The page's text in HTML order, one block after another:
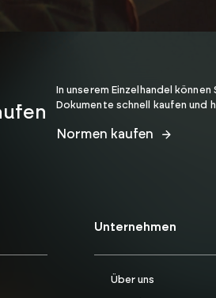
In unserem Einzelhandel können
Dokumente schnell kaufen und
Normen kaufen
Unternehmen
Über uns